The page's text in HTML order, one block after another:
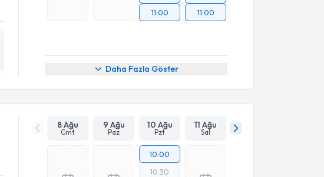
11:00
11:00
Daha Fazla Göster
8 Ağu
Cmt
9 Ağu
Paz
10 Ağu
Pzt
11 Ağu
Sal
10:00
10:30